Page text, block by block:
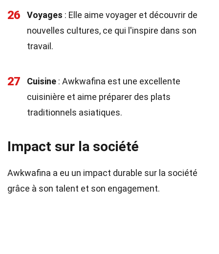
26 Voyages : Elle aime voyager et découvrir de
nouvelles cultures, ce qui l'inspire dans son
travail.
27 Cuisine : Awkwafina est une excellente
cuisinière et aime préparer des plats
traditionnels asiatiques.
Impact sur la société
Awkwafina a eu un impact durable sur la société
grâce à son talent et son engagement.